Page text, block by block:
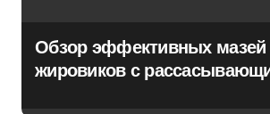
Обзор эффективных мазей
жировиков с